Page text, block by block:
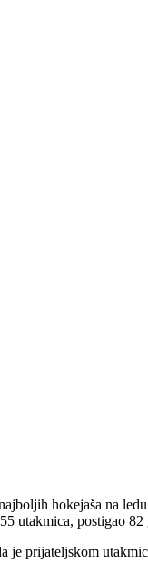
hokejaša na
utakmica, postigao
prijateljskom